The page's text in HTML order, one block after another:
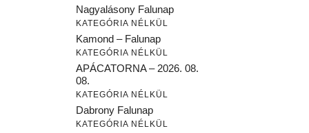
Nagyalásony Falunap
KATEGÓRIA NÉLKÜL
Kamond – Falunap
KATEGÓRIA NÉLKÜL
APÁCATORNA – 2026. 08.
08.
KATEGÓRIA NÉLKÜL
Dabrony Falunap
KATEGÓRIA NÉLKÜL